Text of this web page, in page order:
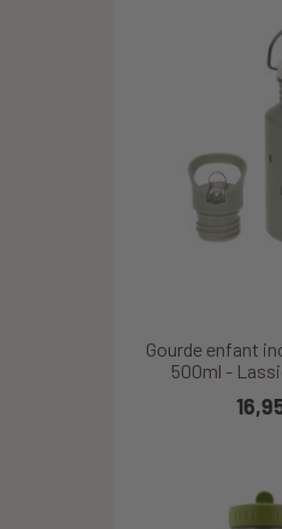
Gourde enfant
500ml -